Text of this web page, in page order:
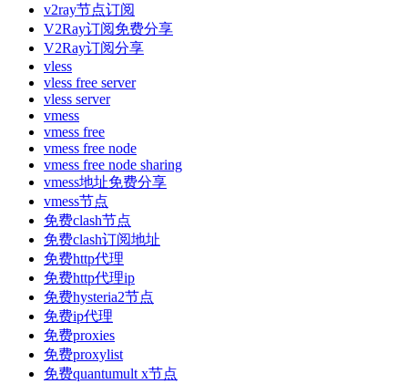
v2ray节点订阅
V2Ray订阅免费分享
V2Ray订阅分享
vless
vless free server
vless server
vmess
vmess free
vmess free node
vmess free node sharing
vmess地址免费分享
vmess节点
免费clash节点
免费clash订阅地址
免费http代理
免费http代理ip
免费hysteria2节点
免费ip代理
免费proxies
免费proxylist
免费quantumult x节点